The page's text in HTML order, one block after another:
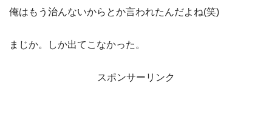
俺はもう治んないからとか言われたんだよね(笑)
まじか。しか出てこなかった。
スポンサーリンク